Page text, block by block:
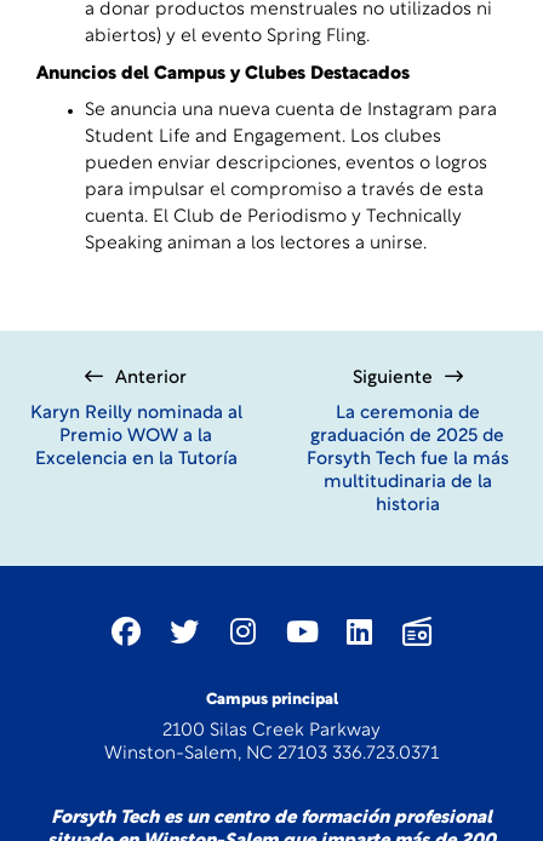
a donar productos menstruales no utilizados ni
abiertos) y el evento Spring Fling.
Anuncios del Campus y Clubes Destacados
Se anuncia una nueva cuenta de Instagram para
Student Life and Engagement. Los clubes
pueden enviar descripciones, eventos o logros
para impulsar el compromiso a través de esta
cuenta. El Club de Periodismo y Technically
Speaking animan a los lectores a unirse.
Anterior
Karyn Reilly nominada al
Premio WOW a la
Excelencia en la Tutoría
Siguiente
La ceremonia de
graduación de 2025 de
Forsyth Tech fue la más
multitudinaria de la
historia
Campus principal
2100 Silas Creek Parkway
Winston-Salem, NC 27103 336.723.0371
Forsyth Tech es un centro de formación profesional